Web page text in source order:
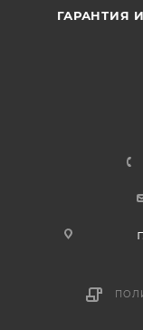
ГАРАНТИЯ